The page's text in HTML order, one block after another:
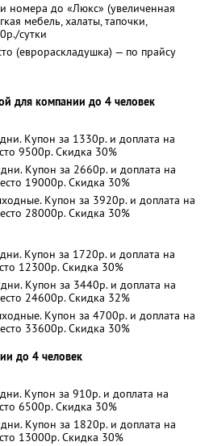
номера до «Люкс» (увеличенная
мебель, халаты, тапочки,
сутки
(еврораскладушка) — по прайсу
для компании до 4 человек
Купон за 1330р. и доплата на
9500р. Скидка 30%
Купон за 2660р. и доплата на
19000р. Скидка 30%
Купон за 3920р. и доплата на
28000р. Скидка 30%
Купон за 1720р. и доплата на
12300р. Скидка 30%
Купон за 3440р. и доплата на
24600р. Скидка 32%
Купон за 4700р. и доплата на
33600р. Скидка 30%
до 4 человек
Купон за 910р. и доплата на
6500р. Скидка 30%
Купон за 1820р. и доплата на
13000р. Скидка 30%